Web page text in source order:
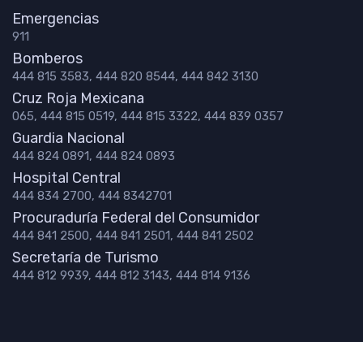
Emergencias
911
Bomberos
444 815 3583, 444 820 8544, 444 842 3130
Cruz Roja Mexicana
065, 444 815 0519, 444 815 3322, 444 839 0357
Guardia Nacional
444 824 0891, 444 824 0893
Hospital Central
444 834 2700, 444 8342701
Procuraduría Federal del Consumidor
444 841 2500, 444 841 2501, 444 841 2502
Secretaría de Turismo
444 812 9939, 444 812 3143, 444 814 9136